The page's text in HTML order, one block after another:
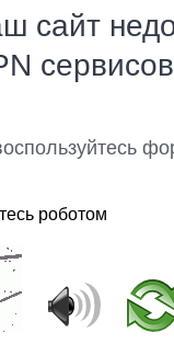
сайт
сервисов
роботом